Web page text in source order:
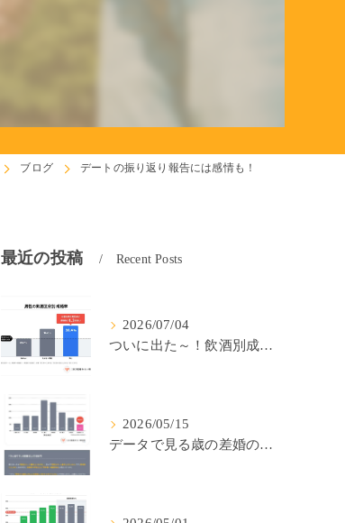
ブログ デートの振り返り報告には感情も！
最近の投稿 Recent Posts
2026/07/04
ついに出た～！飲酒別成婚率(IBJ)！
2026/05/15
データで見る歳の差婚の確率の低さ。